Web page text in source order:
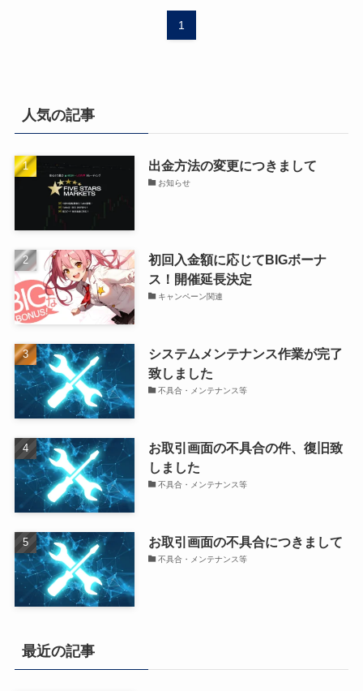
1
人気の記事
出金方法の変更につきまして
お知らせ
初回入金額に応じてBIGボーナ
ス！開催延長決定
キャンペーン関連
システムメンテナンス作業が完了
致しました
不具合・メンテナンス等
お取引画面の不具合の件、復旧致
しました
不具合・メンテナンス等
お取引画面の不具合につきまして
不具合・メンテナンス等
最近の記事